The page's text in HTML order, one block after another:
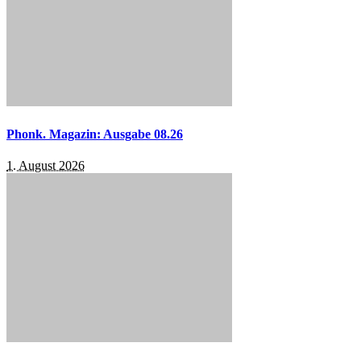
Phonk. Magazin: Ausgabe 08.26
1. August 2026